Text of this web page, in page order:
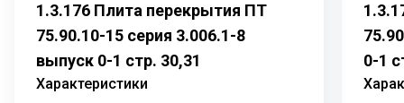
Характеристика:
Длина: 2700 мм.
Ширина: 1350 мм.
Высота: 180 мм.
1.3.176 Плита перекрытия ПТ
75.90.10-15 серия 3.006.1-8
выпуск 0-1 стр. 30,31
Характеристики
0-1